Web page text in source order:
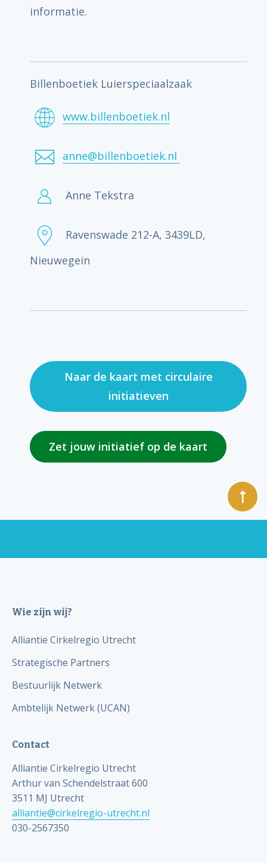
informatie.
Billenboetiek Luierspeciaalzaak
www.billenboetiek.nl
anne@billenboetiek.nl
Anne Tekstra
Ravenswade 212-A, 3439LD,
Nieuwegein
Naar de kaart met circulaire
initiatieven
Zet jouw initiatief op de kaart
Wie zijn wij?
Alliantie Cirkelregio Utrecht
Strategische Partners
Bestuurlijk Netwerk
Ambtelijk Netwerk (UCAN)
Contact
Alliantie Cirkelregio Utrecht
Arthur van Schendelstraat 600
3511 MJ Utrecht
alliantie@cirkelregio-utrecht.nl
030-2567350